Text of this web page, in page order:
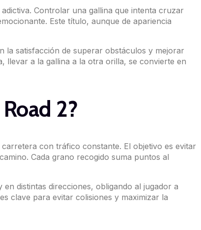
Controlar una gallina que intenta cruzar
Este título, aunque de apariencia
la satisfacción de superar obstáculos y mejorar
llevar a la gallina a la otra orilla, se convierte en
2?
con tráfico constante. El objetivo es evitar
Cada grano recogido suma puntos al
distintas direcciones, obligando al jugador a
clave para evitar colisiones y maximizar la